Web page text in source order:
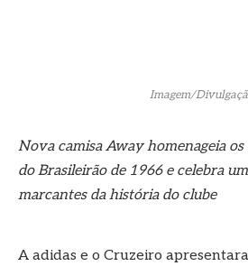
Imagem/
Nova camisa Away homenageia
do Brasileirão de 1966 e celebra
marcantes da história do clube
A adidas e o Cruzeiro